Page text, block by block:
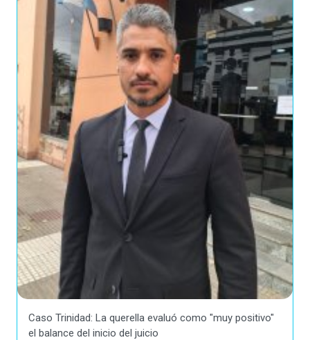
Caso Trinidad: La querella evaluó como "muy positivo"
el balance del inicio del juicio